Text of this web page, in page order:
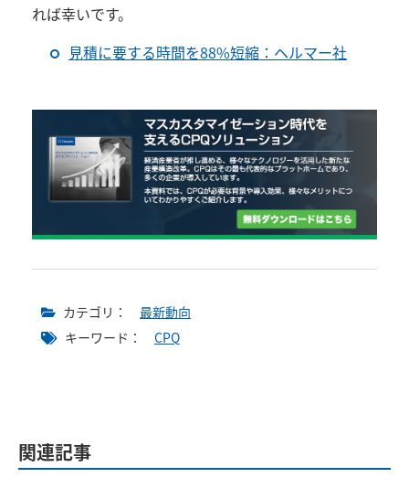
れば幸いです。
見積に要する時間を88%短縮：ヘルマー社
カテゴリ：
最新動向
キーワード：
CPQ
関連記事